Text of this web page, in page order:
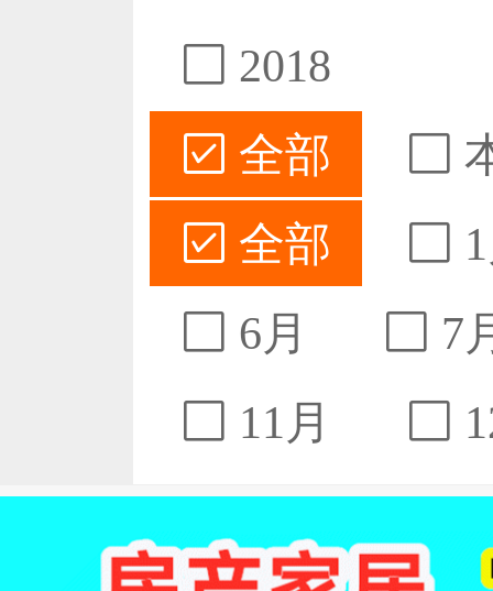
2018
全部
全部
6月
7
11月